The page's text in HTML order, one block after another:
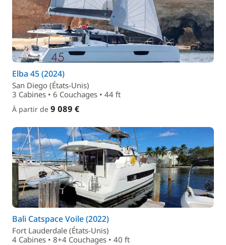
Elba 45 (2024)
San Diego (États-Unis)
3 Cabines • 6 Couchages • 44 ft
À partir de 9 089 €
Bali Catspace Voile (2022)
Fort Lauderdale (États-Unis)
4 Cabines • 8+4 Couchages • 40 ft